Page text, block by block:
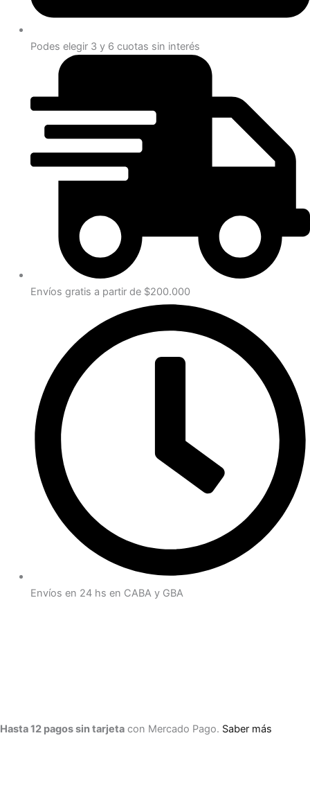
Podes elegir 3 y 6 cuotas sin interés
Envíos gratis a partir de $200.000
Envíos en 24 hs en CABA y GBA
Hasta 12 pagos sin tarjeta con Mercado Pago. Saber más